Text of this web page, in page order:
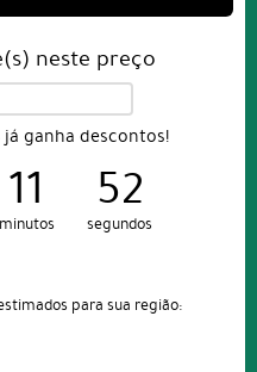
neste preço
já ganha descontos!
11
minutos
52
segundos
para sua região: